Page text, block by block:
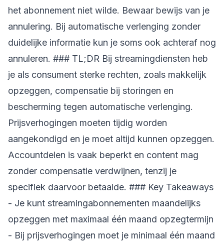
het abonnement niet wilde. Bewaar bewijs van je
annulering. Bij automatische verlenging zonder
duidelijke informatie kun je soms ook achteraf nog
annuleren. ### TL;DR Bij streamingdiensten heb
je als consument sterke rechten, zoals makkelijk
opzeggen, compensatie bij storingen en
bescherming tegen automatische verlenging.
Prijsverhogingen moeten tijdig worden
aangekondigd en je moet altijd kunnen opzeggen.
Accountdelen is vaak beperkt en content mag
zonder compensatie verdwijnen, tenzij je
specifiek daarvoor betaalde. ### Key Takeaways
- Je kunt streamingabonnementen maandelijks
opzeggen met maximaal één maand opzegtermijn
- Bij prijsverhogingen moet je minimaal één maand